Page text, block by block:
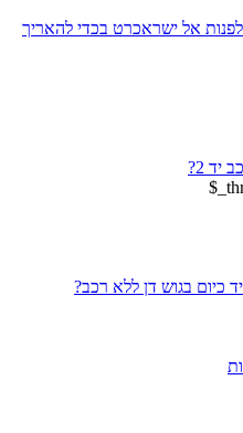
אל ישראכרט בכדי להאריך
2?
כיום בגוש דן ללא רכב?